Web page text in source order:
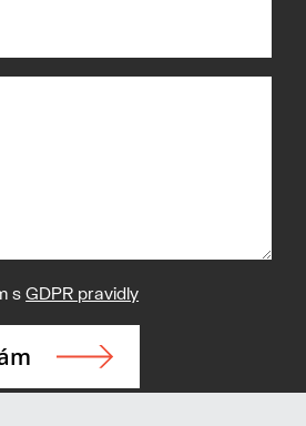
sGDPR pravidly